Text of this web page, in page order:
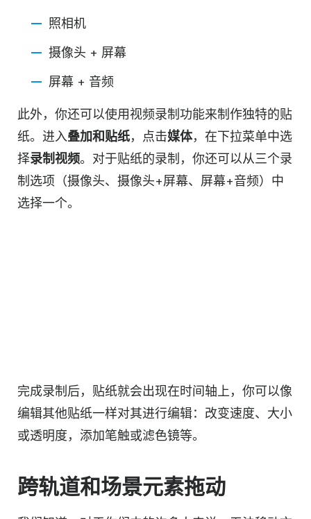
照相机
摄像头 + 屏幕
屏幕 + 音频
此外，你还可以使用视频录制功能来制作独特的贴
纸。进入叠加和贴纸，点击媒体，在下拉菜单中选
择录制视频。对于贴纸的录制，你还可以从三个录
制选项（摄像头、摄像头+屏幕、屏幕+音频）中
选择一个。
完成录制后，贴纸就会出现在时间轴上，你可以像
编辑其他贴纸一样对其进行编辑：改变速度、大小
或透明度，添加笔触或滤色镜等。
跨轨道和场景元素拖动